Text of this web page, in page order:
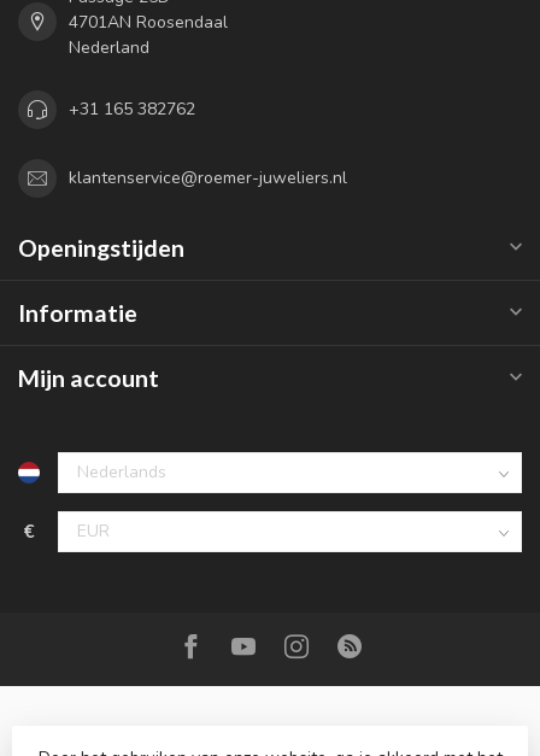
4701AN Roosendaal
Nederland
+31 165 382762
klantenservice@roemer-juweliers.nl
Openingstijden
Informatie
Mijn account
€